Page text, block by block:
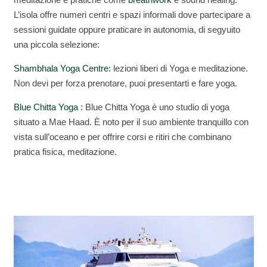
L’isola offre numeri centri e spazi informali dove partecipare a
sessioni guidate oppure praticare in autonomia, di segyuito
una piccola selezione:
Shambhala Yoga Centre: lezioni liberi di Yoga e meditazione.
Non devi per forza prenotare, puoi presentarti e fare yoga.
Blue Chitta Yoga : Blue Chitta Yoga è uno studio di yoga
situato a Mae Haad. È noto per il suo ambiente tranquillo con
vista sull’oceano e per offrire corsi e ritiri che combinano
pratica fisica, meditazione.